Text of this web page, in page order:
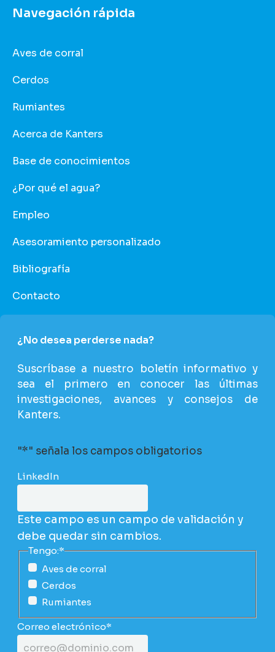
Navegación rápida
Aves de corral
Cerdos
Rumiantes
Acerca de Kanters
Base de conocimientos
¿Por qué el agua?
Empleo
Asesoramiento personalizado
Bibliografía
Contacto
¿No desea perderse nada?
Suscríbase a nuestro boletín informativo y
sea el primero en conocer las últimas
investigaciones, avances y consejos de
Kanters.
"*" señala los campos obligatorios
LinkedIn
Este campo es un campo de validación y
debe quedar sin cambios.
Tengo:*
Aves de corral
Cerdos
Rumiantes
Correo electrónico*